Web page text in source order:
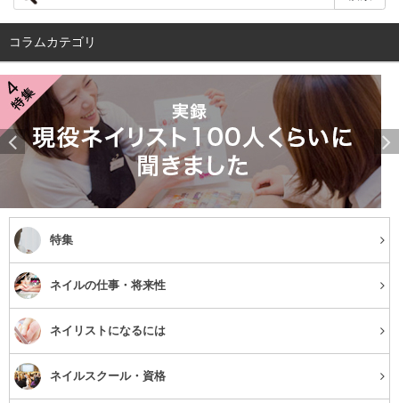
くら頑張っても透明感は半減してしまいます。
特に冬は乾燥しがちなので肌の水分補給はたっぷりとし
て、みずみずしい素肌を作っていきましょう。時間のある
時にはシートパックもいいですね。乾燥が進んでしまった
肌をしっかりと潤してくれますよ。
また、血行が悪いと肌色がくすんだりして、理想の「透き
通る」肌から遠くなってしまいます。いつも体を温めるこ
とを意識して、お風呂に浸かりながら軽くリンパをほぐし
てあげるなど、体内の流れを良くしてあげることも大切で
す。
まずは土台となる素肌をしっかり作って上げることから始
コラムカテゴリ
特集
ネイルの仕事・将来性
ネイリストになるには
ネイルスクール・資格